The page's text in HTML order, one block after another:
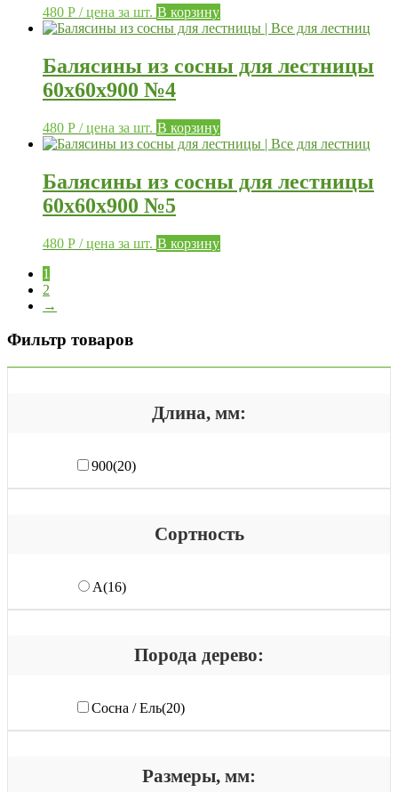
480 Р / цена за шт. В корзину
Балясины из сосны для лестницы
60х60х900 №4
480 Р / цена за шт. В корзину
Балясины из сосны для лестницы
60х60х900 №5
480 Р / цена за шт. В корзину
1
2
→
Фильтр товаров
Длина, мм:
900(20)
Сортность
А(16)
Порода дерево:
Сосна / Ель(20)
Размеры, мм: